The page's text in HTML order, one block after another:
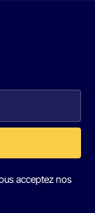
acceptez nos